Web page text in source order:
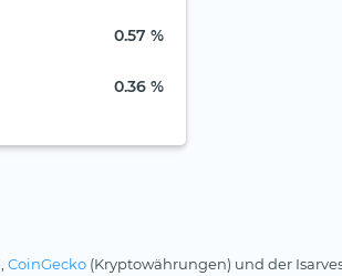
0.57 %
0.36 %
CoinGecko (Kryptowährungen) und der